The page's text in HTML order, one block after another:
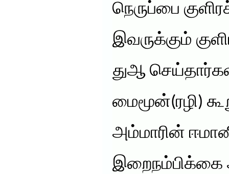
நெருப்பை
இவருக்கும்
துஆ
மைமூன்(ரழி)
அம்மாரின்
இறைநம்பிக்கை